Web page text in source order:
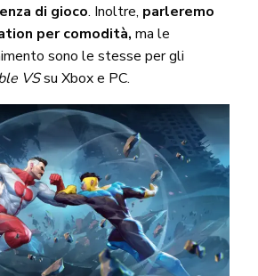
di gioco. Inoltre, parleremo
per comodità, ma le
sono le stesse per gli
VSsu Xbox e PC.